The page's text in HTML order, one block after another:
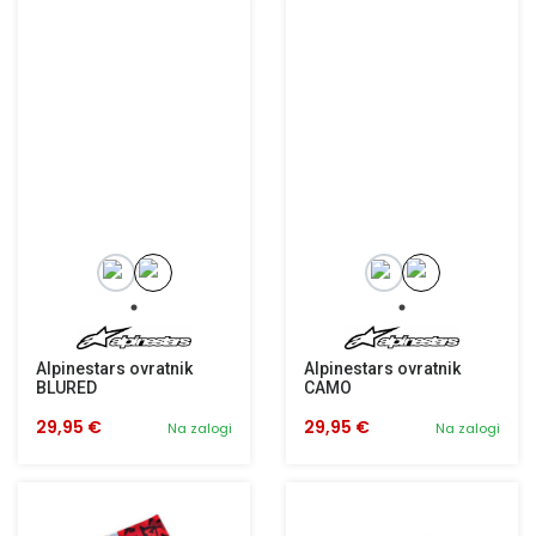
Alpinestars ovratnik
BLURED
Na zalogi
29,95 €
Alpinestars ovratnik
CAMO
Na zalogi
29,95 €